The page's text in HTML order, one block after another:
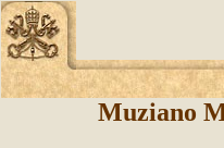
Muziano